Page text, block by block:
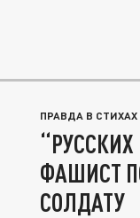
ПРАВДА В СТИХАХ
ФАШИСТ
СОЛДАТУ